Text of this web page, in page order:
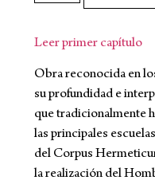
Leer primer capítulo
Obra reconocida en
su profundidad e
que tradicionalmente
las principales
del Corpus
la realización del